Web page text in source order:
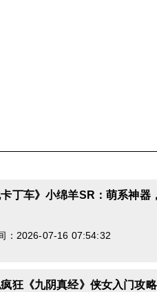
卡丁车》小绵羊SR：萌系神器
：2026-07-16 07:54:32
狂《九阴真经》侠女入门攻